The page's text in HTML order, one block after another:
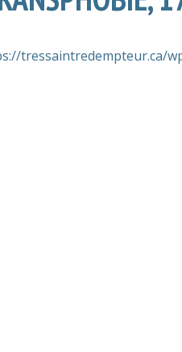
tressaintredempteur.ca/